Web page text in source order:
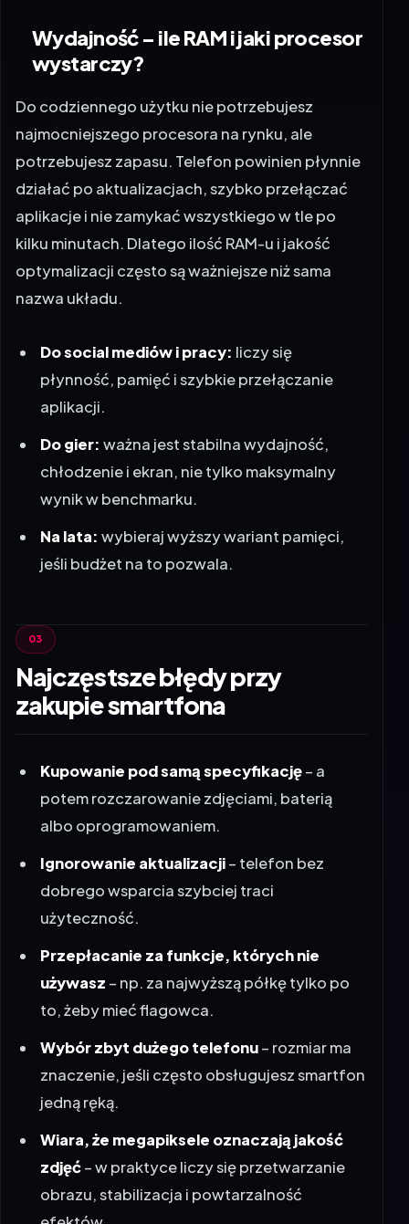
Wydajność – ile RAM i jaki procesor
wystarczy?
Do codziennego użytku nie potrzebujesz
najmocniejszego procesora na rynku, ale
potrzebujesz zapasu. Telefon powinien płynnie
działać po aktualizacjach, szybko przełączać
aplikacje i nie zamykać wszystkiego w tle po
kilku minutach. Dlatego ilość RAM-u i jakość
optymalizacji często są ważniejsze niż sama
nazwa układu.
Do social mediów i pracy: liczy się
płynność, pamięć i szybkie przełączanie
aplikacji.
Do gier: ważna jest stabilna wydajność,
chłodzenie i ekran, nie tylko maksymalny
wynik w benchmarku.
Na lata: wybieraj wyższy wariant pamięci,
jeśli budżet na to pozwala.
Najczęstsze błędy przy
zakupie smartfona
Kupowanie pod samą specyfikację– a
potem rozczarowanie zdjęciami, baterią
albo oprogramowaniem.
Ignorowanie aktualizacji– telefon bez
dobrego wsparcia szybciej traci
użyteczność.
Przepłacanie za funkcje, których nie
używasz – np. za najwyższą półkę tylko po
to, żeby mieć flagowca.
Wybór zbyt dużego telefonu– rozmiar ma
znaczenie, jeśli często obsługujesz smartfon
jedną ręką.
Wiara, że megapiksele oznaczają jakość
zdjęć– w praktyce liczy się przetwarzanie
obrazu, stabilizacja i powtarzalność